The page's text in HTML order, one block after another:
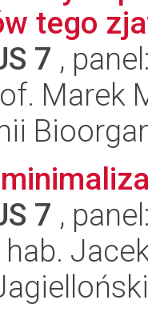
tego
7 ,
Marek
7 ,